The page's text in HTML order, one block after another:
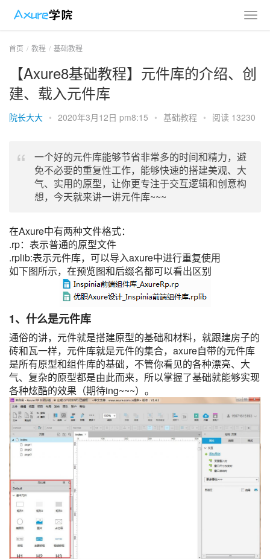
首页 教程 基础教程
【Axure8基础教程】元件库的介绍、创
建、载入元件库
院长大大 • 2020年3月12日 pm8:15 • 基础教程 • 阅读 13230
一个好的元件库能够节省非常多的时间和精力，避
免不必要的重复性工作，能够快速的搭建美观、大
气、实用的原型，让你更专注于交互逻辑和创意构
想，今天就来讲一讲元件库~~~
在Axure中有两种文件格式：
.rp：表示普通的原型文件
.rplib:表示元件库，可以导入axure中进行重复使用
如下图所示，在预览图和后缀名都可以看出区别
1、什么是元件库
通俗的讲，元件就是搭建原型的基础和材料，就跟建房子的
砖和瓦一样，元件库就是元件的集合，axure自带的元件库
是所有原型和组件库的基础，不管你看见的各种漂亮、大
气、复杂的原型都是由此而来，所以掌握了基础就能够实现
各种炫酷的效果（期待ing~~~）。